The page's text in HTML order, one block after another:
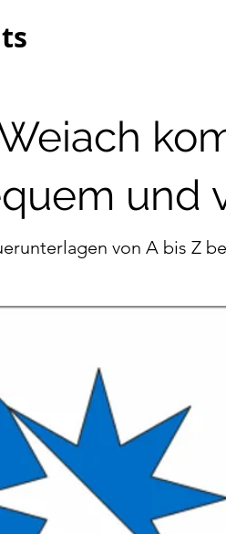
und
von A bis Z